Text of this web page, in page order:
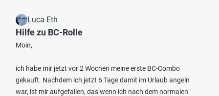
Luca Eth
Hilfe zu BC-Rolle
Moin,
ich habe mir jetzt vor 2 Wochen meine erste BC-Combo
gekauft. Nachdem ich jetzt 6 Tage damit im Urlaub angeln
war, ist mir aufgefallen, das wenn ich nach dem normalen